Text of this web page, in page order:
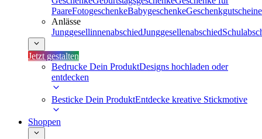
PaareFotogeschenkeBabygeschenkeGeschenkgutscheine
Anlässe
JunggesellinnenabschiedJunggesellenabschied
Jetzt gestalten
Bedrucke Dein ProduktDesigns hochladen oder
entdecken
Besticke Dein ProduktEntdecke kreative Stickmotive
Shoppen